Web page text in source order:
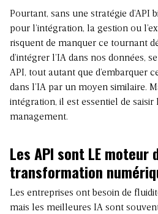
Pourtant, sans une stratégie d’API
pour l’intégration, la gestion ou
risquent de manquer ce tournant
d’intégrer l’IA dans nos données,
API, tout autant que d’embarquer
dans l’IA par un moyen similaire.
intégration, il est essentiel de saisir
management.
Les API sont LE moteur
transformation
Les entreprises ont besoin de
mais les meilleures IA sont